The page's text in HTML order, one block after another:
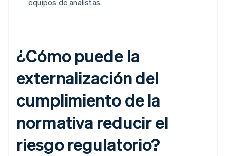
equipos de analistas.
¿Cómo puede la
externalización del
cumplimiento de la
normativa reducir el
riesgo regulatorio?